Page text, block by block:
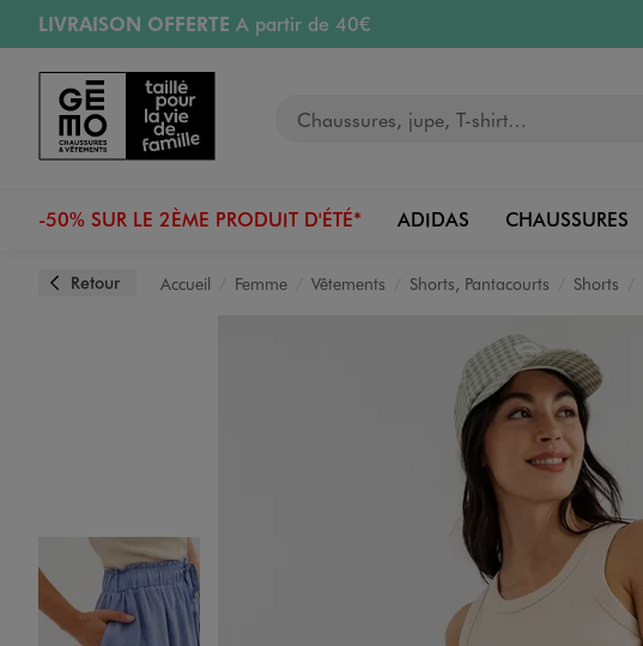
Aller au contenu principal
Aller à la navigation
LIVRAISON OFFERTE A partir de 40€
RETRAIT ET LIVRAISON OFFERTE
RÉSERVATION GRATUITE
4h en magasin
Retours OFFERTSpendant 30 jours
-50% SUR LE 2ÈME PRODUIT D'ÉTÉ* ADIDAS CHAUSSURES
Retour Accueil Femme Vêtements Shorts, Pantacourts Shorts